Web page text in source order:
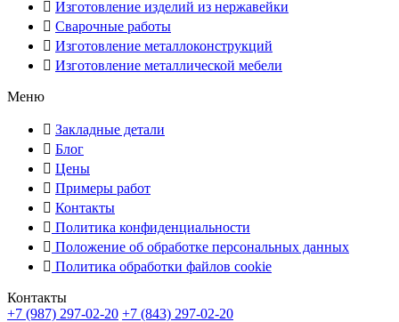
Изготовление изделий из нержавейки
Сварочные работы
Изготовление металлоконструкций
Изготовление металлической мебели
Меню
Закладные детали
Блог
Цены
Примеры работ
Контакты
Политика конфиденциальности
Положение об обработке персональных данных
Политика обработки файлов cookie
Контакты
+7 (987) 297-02-20 +7 (843) 297-02-20